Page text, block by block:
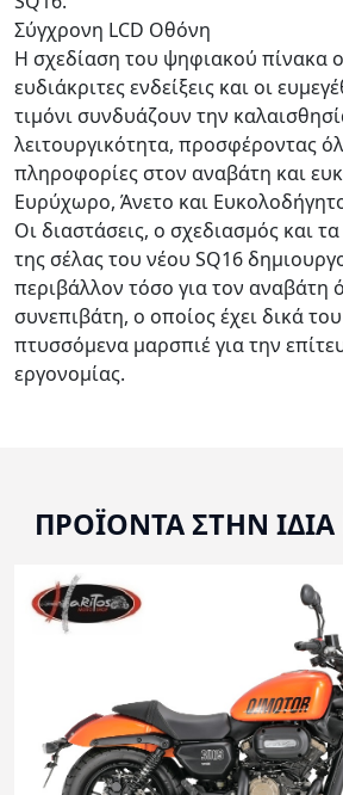
Σύγχρονη LCD Οθόνη
Η σχεδίαση του ψηφιακού πίνακα
ευδιάκριτες ενδείξεις και οι
τιμόνι συνδυάζουν την
λειτουργικότητα, προσφέροντας
πληροφορίες στον αναβάτη και
Ευρύχωρο, Άνετο και
Οι διαστάσεις, ο σχεδιασμός και
της σέλας του νέου SQ16
περιβάλλον τόσο για τον αναβάτη
συνεπιβάτη, ο οποίος έχει δικά
πτυσσόμενα μαρσπιέ για την
εργονομίας.
ΠΡΟΪΟΝΤΑ ΣΤΗΝ